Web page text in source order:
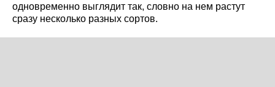
одновременно выглядит так, словно на нем растут
сразу несколько разных сортов.